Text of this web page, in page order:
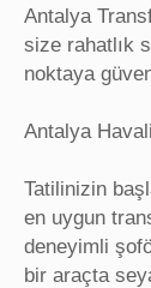
Antalya
size rahatlık
noktaya
Antalya
Tatilinizin
en uygun
deneyimli
bir araçta